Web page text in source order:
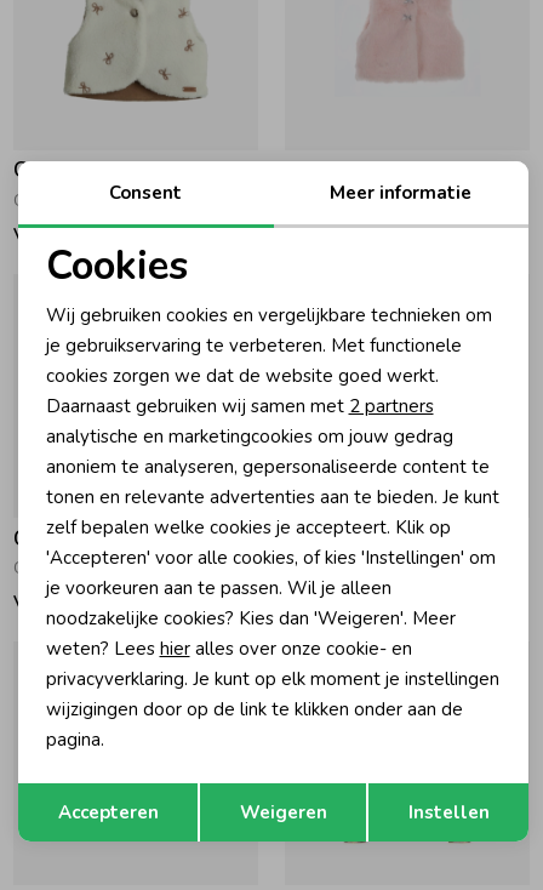
Gymp
Gilet Alice Off White - Brown
Vanaf 38,95
Gymp
Gilet Bestie Old Rose
Vanaf 34,95
Gymp
Gilet Michelle Green
Vanaf 38,95
Daily7
Teddy Gilet Animal Ginger Root
49,95
Noodzakelijke cookies
Personalisatie cookies
Analytische cookies
Marketing cookies
Terug Opslaan
Consent Meer informatie
Cookies
Wij gebruiken cookies en vergelijkbare technieken om
je gebruikservaring te verbeteren. Met functionele
cookies zorgen we dat de website goed werkt.
Daarnaast gebruiken wij samen met 2 partners
analytische en marketingcookies om jouw gedrag
anoniem te analyseren, gepersonaliseerde content te
tonen en relevante advertenties aan te bieden. Je kunt
zelf bepalen welke cookies je accepteert. Klik op
'Accepteren' voor alle cookies, of kies 'Instellingen' om
je voorkeuren aan te passen. Wil je alleen
noodzakelijke cookies? Kies dan 'Weigeren'. Meer
weten? Lees hieralles over onze cookie- en
privacyverklaring. Je kunt op elk moment je instellingen
wijzigingen door op de link te klikken onder aan de
pagina.
Accepteren Weigeren Instellen